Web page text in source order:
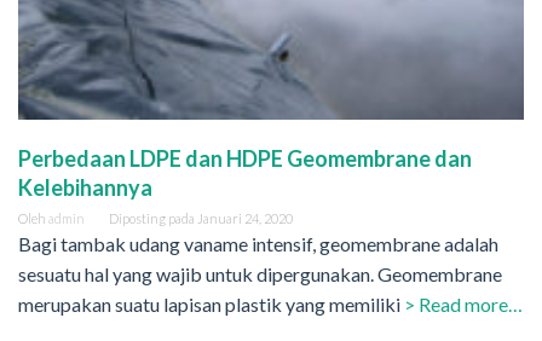
Perbedaan LDPE dan HDPE Geomembrane dan
Kelebihannya
Oleh admin Diposting pada Januari 24, 2020
Bagi tambak udang vaname intensif, geomembrane adalah
sesuatu hal yang wajib untuk dipergunakan. Geomembrane
merupakan suatu lapisan plastik yang memiliki > Read more…